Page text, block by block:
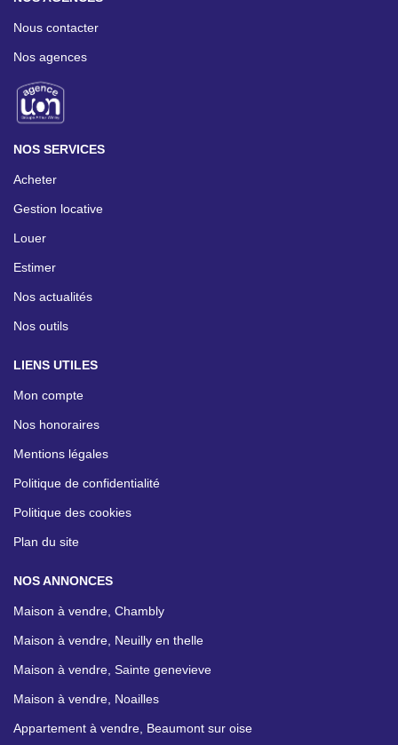
Nous contacter
Nos agences
NOS SERVICES
Acheter
Gestion locative
Louer
Estimer
Nos actualités
Nos outils
LIENS UTILES
Mon compte
Nos honoraires
Mentions légales
Politique de confidentialité
Politique des cookies
Plan du site
NOS ANNONCES
Maison à vendre, Chambly
Maison à vendre, Neuilly en thelle
Maison à vendre, Sainte genevieve
Maison à vendre, Noailles
Appartement à vendre, Beaumont sur oise